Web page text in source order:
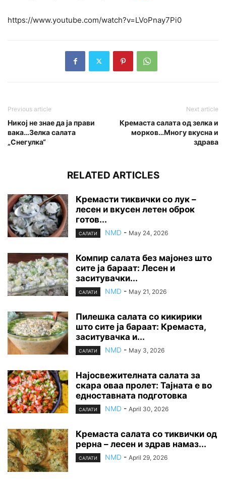
https://www.youtube.com/watch?v=LVoPnay7Pi0
Previous article
Никој не знае да ја прави
вака…Зелка салата
„Снегулка“
Next article
Кремаста салата од зелка и
морков…Многу вкусна и
здрава
RELATED ARTICLES
Кремасти тиквички со лук –
лесен и вкусен летен оброк
готов...
САЛАТИ NMD - May 24, 2026
Компир салата без мајонез што
сите ја бараат: Лесен и
заситувачки...
САЛАТИ NMD - May 21, 2026
Пилешка салата со кикирики
што сите ја бараат: Кремаста,
заситувачка и...
САЛАТИ NMD - May 3, 2026
Најосвежителната салата за
скара оваа пролет: Тајната е во
едноставната подготовка
САЛАТИ NMD - April 30, 2026
Кремаста салата со тиквички од
рерна – лесен и здрав намаз...
САЛАТИ NMD - April 29, 2026